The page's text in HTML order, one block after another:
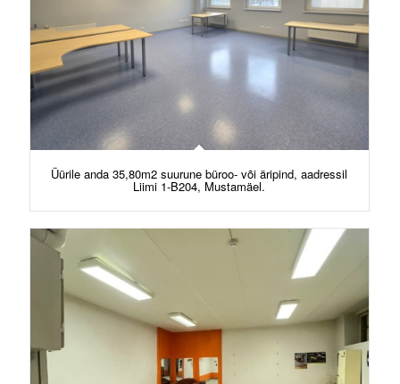
Üürile anda 35,80m2 suurune büroo- või äripind, aadressil
Liimi 1-B204, Mustamäel.